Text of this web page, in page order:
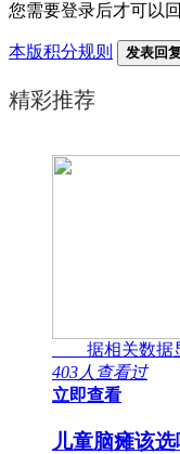
您需要登录后才可以
本版积分规则 发表回复
精彩推荐
据相关数据显
403人查看过
立即查看
儿童脑瘫该